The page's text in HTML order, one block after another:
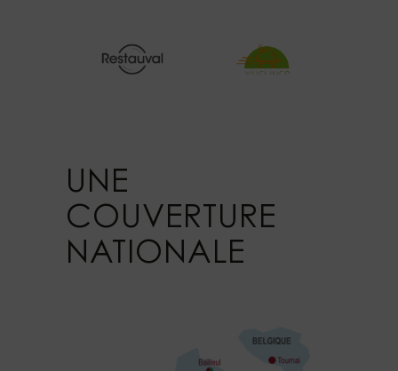
UNE
COUVERTURE
NATIONALE